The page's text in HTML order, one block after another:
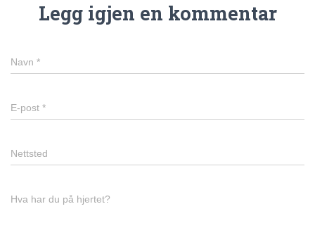
Legg igjen en kommentar
Navn *
E-post *
Nettsted
Hva har du på hjertet?